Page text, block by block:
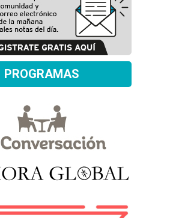
PROGRAMAS